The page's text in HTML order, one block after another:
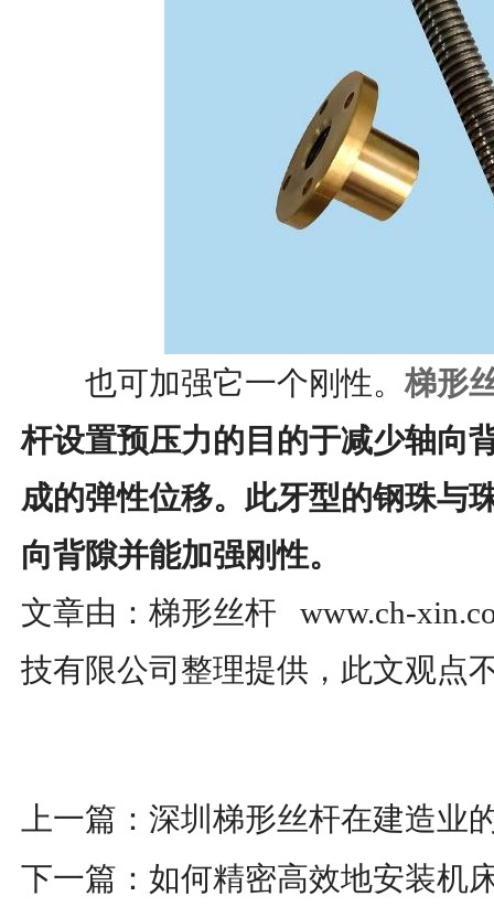
也可加强它一个刚性。梯形
杆设置预压力的目的于减少轴向
成的弹性位移。此牙型的钢珠与
向背隙并能加强刚性。
文章由：梯形丝杆 www.ch-
技有限公司整理提供，此文观点
上一篇： 深圳梯形丝杆在建造业
下一篇： 如何精密高效地安装机